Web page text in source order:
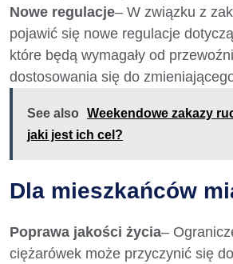
Nowe regulacje– W związku z
pojawić się nowe regulacje
które będą wymagały od
dostosowania się do
See also
Weekendowe zakazy
jaki jest ich cel?
Dla mieszkańców
Poprawa jakości życia–
ciężarówek może przyczynić się